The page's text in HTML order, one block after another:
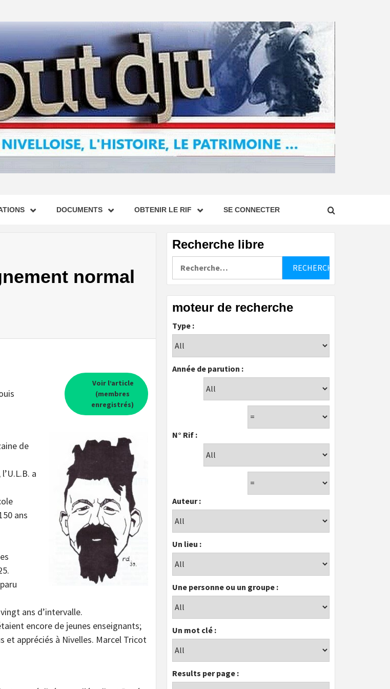
DOCUMENTS OBTENIR LE RIF SE CONNECTER
normal
Voir l’article
(membres
enregistrés)
de
a
ans
ans d’intervalle.
encore de jeunes enseignants;
et appréciés à Nivelles. Marcel Tricot
Recherche libre
moteur de recherche
Type :
Année de parution :
N° Rif :
Auteur :
Un lieu :
Une personne ou un groupe :
Un mot clé :
Results per page :